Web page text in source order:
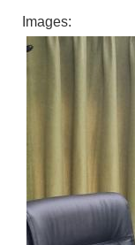
Images: